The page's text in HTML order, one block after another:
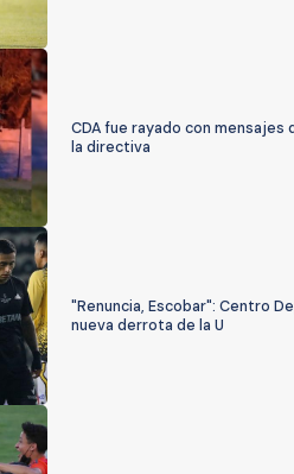
CDA fue rayado con mensajes
la directiva
"Renuncia, Escobar": Centro
nueva derrota de la U